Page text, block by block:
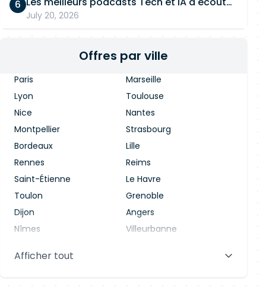
July 20, 2026
Offres par ville
Paris
Marseille
Lyon
Toulouse
Nice
Nantes
Montpellier
Strasbourg
Bordeaux
Lille
Rennes
Reims
Saint-Étienne
Le Havre
Toulon
Grenoble
Dijon
Angers
Nîmes
Villeurbanne
Aix-en-Provence
Afficher tout